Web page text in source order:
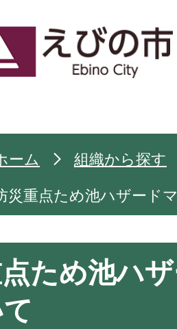
ーム
組織から探す
災重点ため池ハザード
ため池ハ